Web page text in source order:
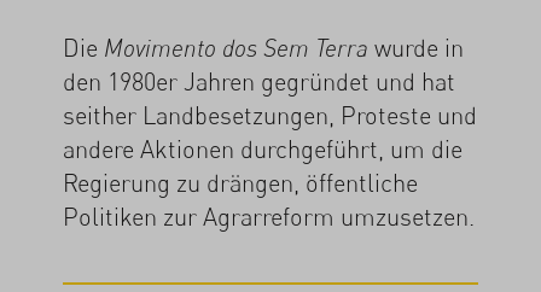
Die Movimento dos Sem Terra wurde in
den 1980er Jahren gegründet und hat
seither Landbesetzungen, Proteste und
andere Aktionen durchgeführt, um die
Regierung zu drängen, öffentliche
Politiken zur Agrarreform umzusetzen.